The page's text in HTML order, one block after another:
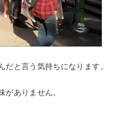
と言う気持ちになります。
ありません。